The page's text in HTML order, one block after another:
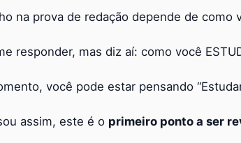
na prova de redação depende de como
responder, mas diz aí: como você
você pode estar pensando
assim, este é o primeiro ponto a ser